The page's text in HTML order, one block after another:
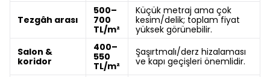
Tezgâh arası
500–
700
TL/m²
Küçük metraj ama çok
kesim/delik; toplam fiyat
yüksek görünebilir.
Salon &
koridor
400–
550
TL/m²
Şaşırtmalı/derz hizalaması
ve kapı geçişleri önemlidir.